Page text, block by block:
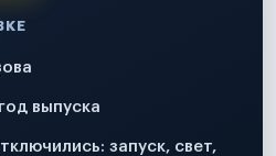
выпуска
запуск, свет,